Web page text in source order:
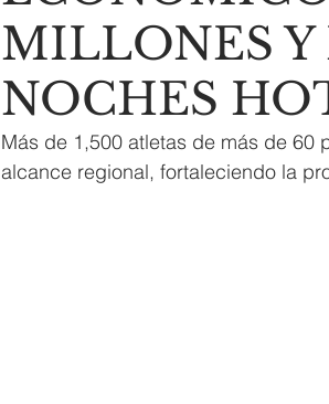
MILLONES Y
NOCHES
Más de 1,500 atletas de más de 60
alcance regional, fortaleciendo la